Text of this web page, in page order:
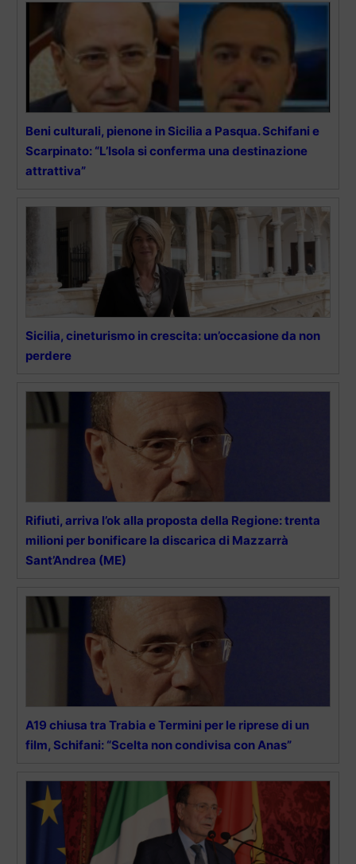
Beni culturali, pienone in Sicilia a Pasqua. Schifani e
Scarpinato: “L’Isola si conferma una destinazione
attrattiva”
Sicilia, cineturismo in crescita: un’occasione da non
perdere
Rifiuti, arriva l’ok alla proposta della Regione: trenta
milioni per bonificare la discarica di Mazzarrà
Sant’Andrea (ME)
A19 chiusa tra Trabia e Termini per le riprese di un
film, Schifani: “Scelta non condivisa con Anas”